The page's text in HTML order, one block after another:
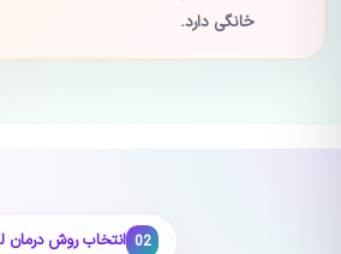
خانگی دارد.
02 انتخاب روش درمان